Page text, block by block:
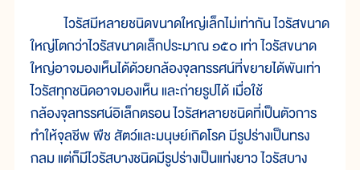
ไวรัสมีหลายชนิดขนาดใหญ่เล็กไม่เท่ากัน ไวรัสขนาด
ใหญ่โตกว่าไวรัสขนาดเล็กประมาณ ๑๕๐ เท่า ไวรัสขนาด
ใหญ่อาจมองเห็นได้ด้วยกล้องจุลทรรศน์ที่ขยายได้พันเท่า
ไวรัสทุกชนิดอาจมองเห็น และถ่ายรูปได้ เมื่อใช้
กล้องจุลทรรศน์อิเล็กตรอน ไวรัสหลายชนิดที่เป็นตัวการ
ทำให้จุลชีพ พืช สัตว์และมนุษย์เกิดโรค มีรูปร่างเป็นทรง
กลม แต่ก็มีไวรัสบางชนิดมีรูปร่างเป็นแท่งยาว ไวรัสบาง